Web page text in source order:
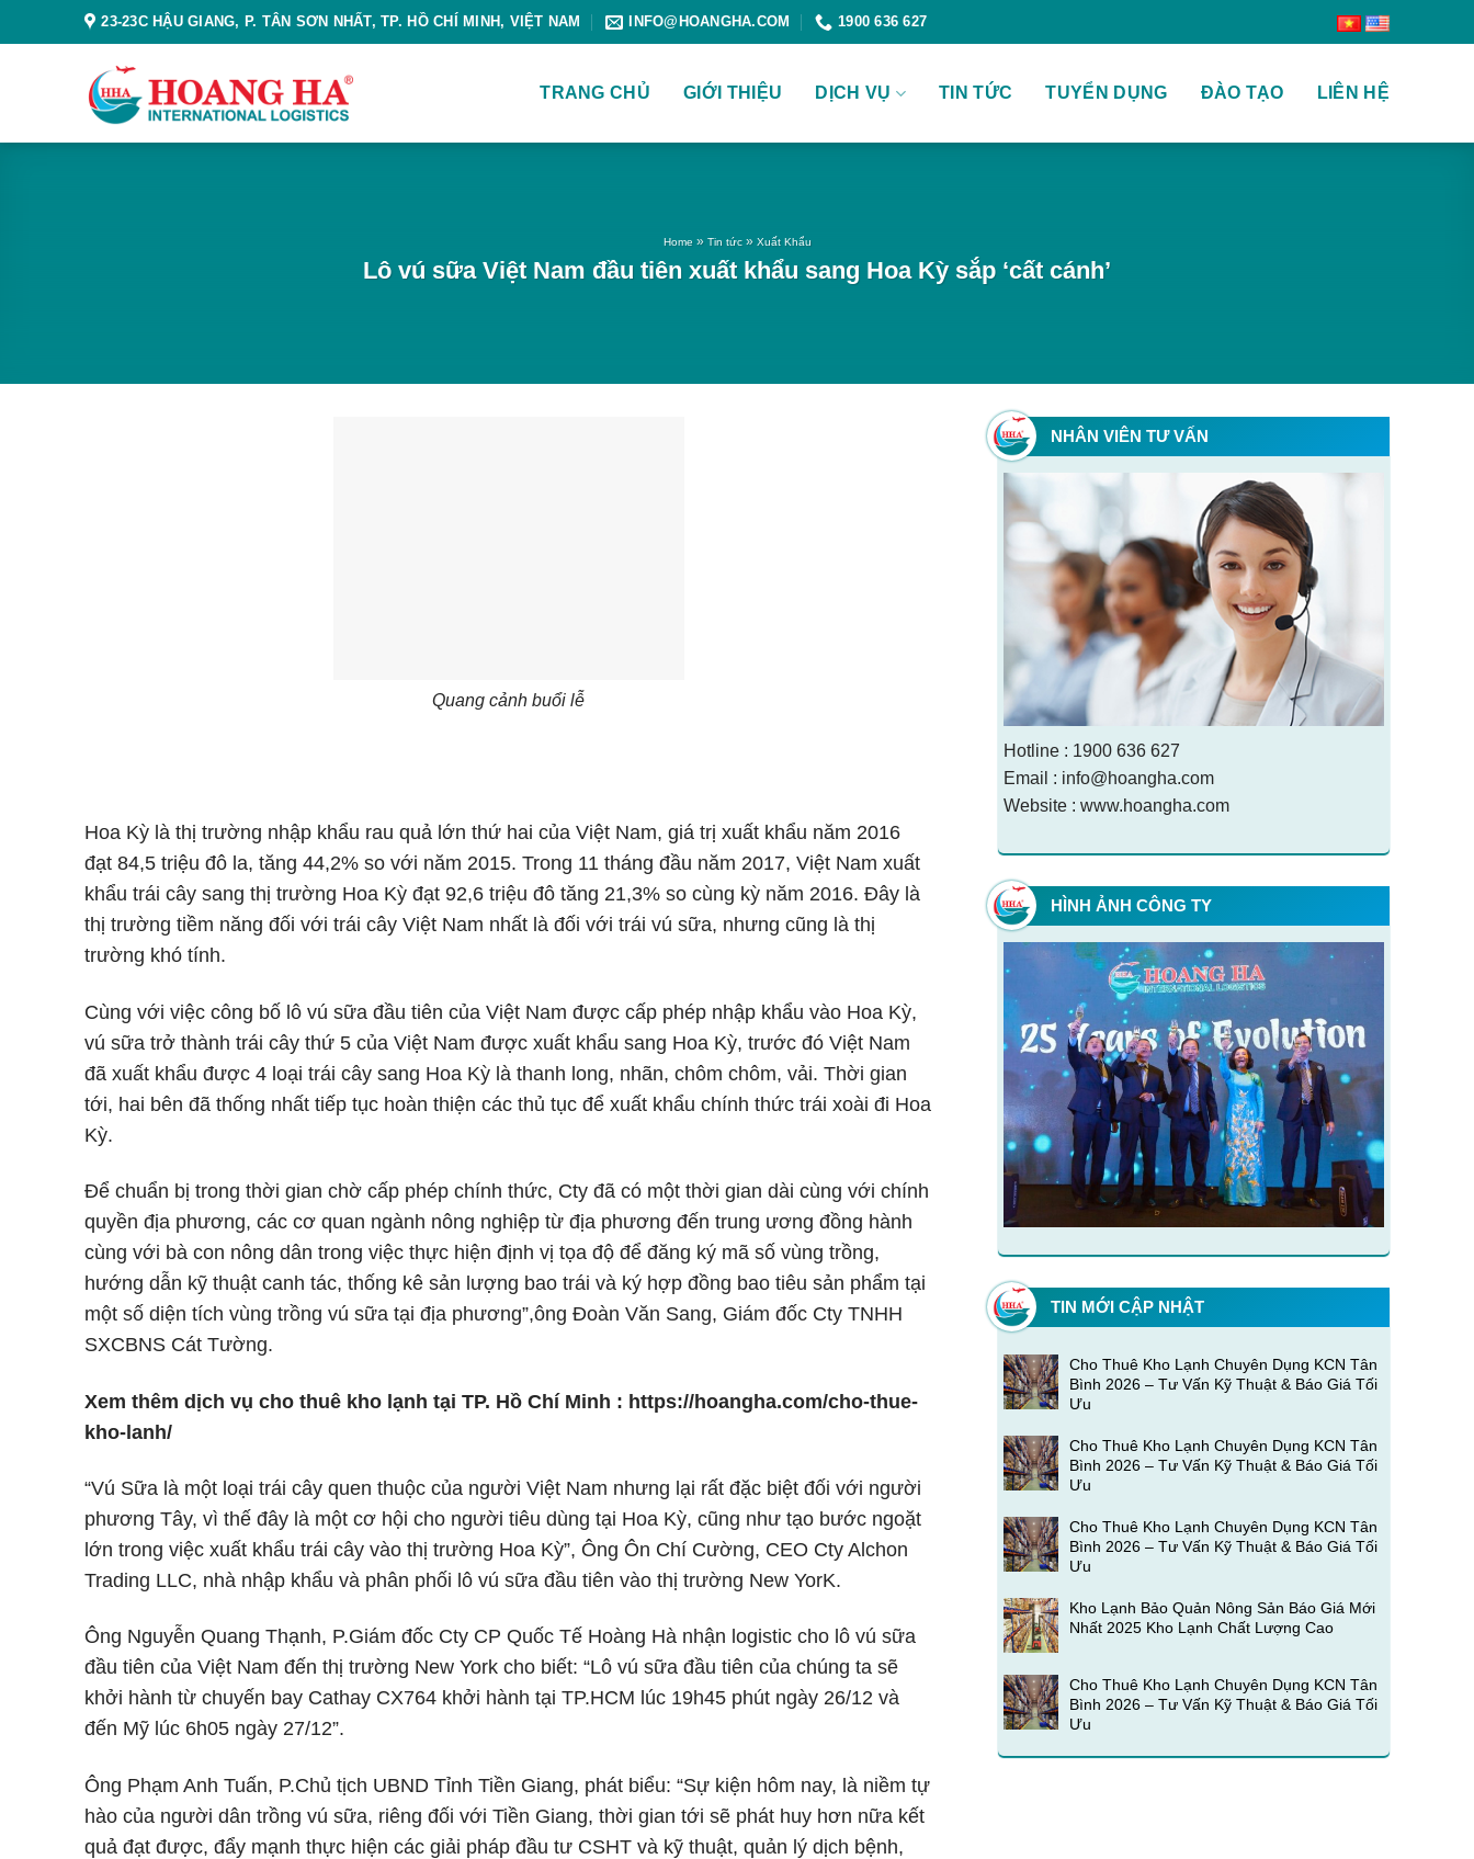
to
23-23C HẬU GIANG, P. TÂN SƠN NHẤT, TP. HỒ CHÍ MINH, VIỆT NAM INFO@HOANGHA.COM 1900 636 627
TRANG CHỦ GIỚI THIỆU DỊCH VỤ TIN TỨC TUYỂN DỤNG ĐÀO TẠO LIÊN HỆ
Home » Tin tức» Xuất Khẩu
Lô vú sữa Việt Nam đầu tiên xuất khẩu sang Hoa Kỳ sắp ‘cất cánh’
Quang cảnh buổi lễ
Hoa Kỳ là thị trường nhập khẩu rau quả lớn thứ hai của Việt Nam, giá trị xuất khẩu năm 2016
đạt 84,5 triệu đô la, tăng 44,2% so với năm 2015. Trong 11 tháng đầu năm 2017, Việt Nam xuất
khẩu trái cây sang thị trường Hoa Kỳ đạt 92,6 triệu đô tăng 21,3% so cùng kỳ năm 2016. Đây là
thị trường tiềm năng đối với trái cây Việt Nam nhất là đối với trái vú sữa, nhưng cũng là thị
trường khó tính.
Cùng với việc công bố lô vú sữa đầu tiên của Việt Nam được cấp phép nhập khẩu vào Hoa Kỳ,
vú sữa trở thành trái cây thứ 5 của Việt Nam được xuất khẩu sang Hoa Kỳ, trước đó Việt Nam
đã xuất khẩu được 4 loại trái cây sang Hoa Kỳ là thanh long, nhãn, chôm chôm, vải. Thời gian
tới, hai bên đã thống nhất tiếp tục hoàn thiện các thủ tục để xuất khẩu chính thức trái xoài đi Hoa
Kỳ.
Để chuẩn bị trong thời gian chờ cấp phép chính thức, Cty đã có một thời gian dài cùng với chính
quyền địa phương, các cơ quan ngành nông nghiệp từ địa phương đến trung ương đồng hành
cùng với bà con nông dân trong việc thực hiện định vị tọa độ để đăng ký mã số vùng trồng,
hướng dẫn kỹ thuật canh tác, thống kê sản lượng bao trái và ký hợp đồng bao tiêu sản phẩm tại
một số diện tích vùng trồng vú sữa tại địa phương”,ông Đoàn Văn Sang, Giám đốc Cty TNHH
SXCBNS Cát Tường.
Xem thêm dịch vụ cho thuê kho lạnh tại TP. Hồ Chí Minh : https://hoangha.com/cho-thue-
kho-lanh/
“Vú Sữa là một loại trái cây quen thuộc của người Việt Nam nhưng lại rất đặc biệt đối với người
phương Tây, vì thế đây là một cơ hội cho người tiêu dùng tại Hoa Kỳ, cũng như tạo bước ngoặt
lớn trong việc xuất khẩu trái cây vào thị trường Hoa Kỳ”, Ông Ôn Chí Cường, CEO Cty Alchon
Trading LLC, nhà nhập khẩu và phân phối lô vú sữa đầu tiên vào thị trường New YorK.
Ông Nguyễn Quang Thạnh, P.Giám đốc Cty CP Quốc Tế Hoàng Hà nhận logistic cho lô vú sữa
đầu tiên của Việt Nam đến thị trường New York cho biết: “Lô vú sữa đầu tiên của chúng ta sẽ
khởi hành từ chuyến bay Cathay CX764 khởi hành tại TP.HCM lúc 19h45 phút ngày 26/12 và
đến Mỹ lúc 6h05 ngày 27/12”.
Ông Phạm Anh Tuấn, P.Chủ tịch UBND Tỉnh Tiền Giang, phát biểu: “Sự kiện hôm nay, là niềm tự
hào của người dân trồng vú sữa, riêng đối với Tiền Giang, thời gian tới sẽ phát huy hơn nữa kết
quả đạt được, đẩy mạnh thực hiện các giải pháp đầu tư CSHT và kỹ thuật, quản lý dịch bệnh,
NHÂN VIÊN TƯ VẤN
Hotline : 1900 636 627
Email : info@hoangha.com
Website : www.hoangha.com
HÌNH ẢNH CÔNG TY
TIN MỚI CẬP NHẬT
Cho Thuê Kho Lạnh Chuyên Dụng KCN Tân
Bình 2026 – Tư Vấn Kỹ Thuật & Báo Giá Tối
Ưu
Cho Thuê Kho Lạnh Chuyên Dụng KCN Tân
Bình 2026 – Tư Vấn Kỹ Thuật & Báo Giá Tối
Ưu
Cho Thuê Kho Lạnh Chuyên Dụng KCN Tân
Bình 2026 – Tư Vấn Kỹ Thuật & Báo Giá Tối
Ưu
Kho Lạnh Bảo Quản Nông Sản Báo Giá Mới
Nhất 2025 Kho Lạnh Chất Lượng Cao
Cho Thuê Kho Lạnh Chuyên Dụng KCN Tân
Bình 2026 – Tư Vấn Kỹ Thuật & Báo Giá Tối
Ưu